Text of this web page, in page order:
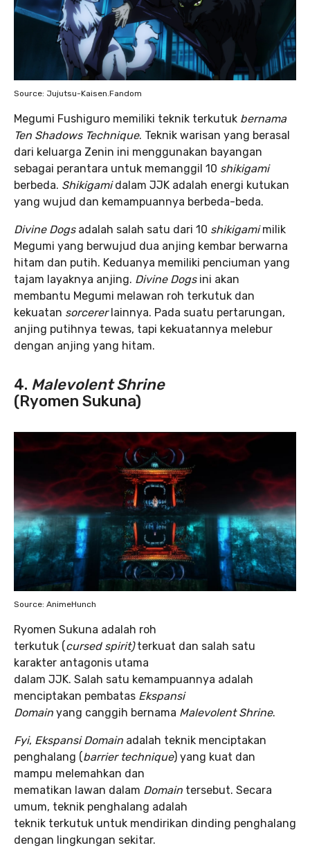
Source: Jujutsu-Kaisen.Fandom
Megumi Fushiguro memiliki teknik terkutuk bernama
Ten Shadows Technique. Teknik warisan yang berasal
dari keluarga Zenin ini menggunakan bayangan
sebagai perantara untuk memanggil 10 shikigami
berbeda. Shikigamidalam JJK adalah energi kutukan
yang wujud dan kemampuannya berbeda-beda.
Divine Dogsadalah salah satu dari 10 shikigamimilik
Megumi yang berwujud dua anjing kembar berwarna
hitam dan putih. Keduanya memiliki penciuman yang
tajam layaknya anjing. Divine Dogsini akan
membantu Megumi melawan roh terkutuk dan
kekuatan sorcererlainnya. Pada suatu pertarungan,
anjing putihnya tewas, tapi kekuatannya melebur
dengan anjing yang hitam.
4. Malevolent Shrine
(Ryomen Sukuna)
Source: AnimeHunch
Ryomen Sukuna adalah roh
terkutuk (cursed spirit)terkuat dan salah satu
karakter antagonis utama
dalam JJK. Salah satu kemampuannya adalah
menciptakan pembatas Ekspansi
Domain yang canggih bernama Malevolent Shrine.
Fyi, Ekspansi Domain adalah teknik menciptakan
penghalang (barrier technique) yang kuat dan
mampu melemahkan dan
mematikan lawan dalam Domain tersebut. Secara
umum, teknik penghalang adalah
teknik terkutuk untuk mendirikan dinding penghalang
dengan lingkungan sekitar.